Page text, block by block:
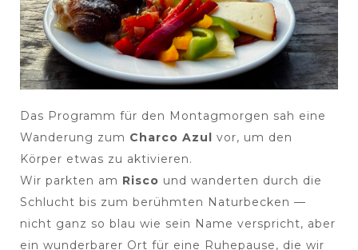
Das Programm für den Montagmorgen sah eine
Wanderung zum Charco Azul vor, um den
Körper etwas zu aktivieren.
Wir parkten am Risco und wanderten durch die
Schlucht bis zum berühmten Naturbecken —
nicht ganz so blau wie sein Name verspricht, aber
ein wunderbarer Ort für eine Ruhepause, die wir